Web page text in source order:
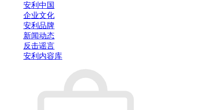
安利中国
企业文化
安利品牌
新闻动态
反击谣言
安利内容库